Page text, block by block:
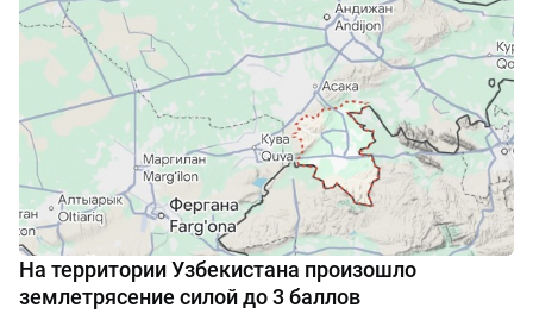
На территории Узбекистана произошло
землетрясение силой до 3 баллов